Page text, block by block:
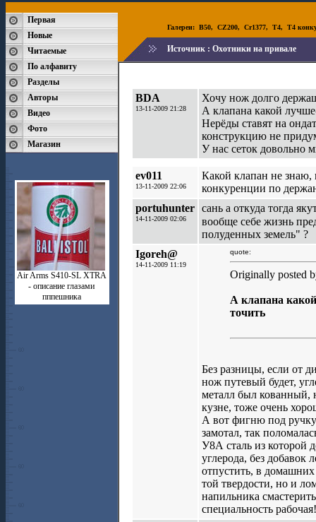
Первая
Новые
Читаемые
По алфавиту
Разделы
Авторы
Видео
Фото
Магазин
Air Arms S410-SL XTRA
- описание глазами
пппешника
Галереи: B50, CZ200, Cr1377, T4, T4
Источник : Охотники на привале
BDA
13-11-2009 21:28
Хочу нож долго
А клапана какой
Нерёды ставят на
конструкцию не
У нас сеток довольно
ev011
13-11-2009 22:06
Какой клапан не знаю,
конкуренции по
portuhunter
14-11-2009 02:06
сань а откуда тогда
вообще себе жизнь
полуденных земель" ?
Igoreh@
14-11-2009 11:19
quote:
Originally posted
А клапана
точить
Без разницы, если от
нож путевый будет,
металл был кованный,
кузне, тоже очень
А вот фигню под ручку
замотал, так
У8А сталь из которой
углерода, без
отпустить, в домашних
той твердости, но и
напильника
специальность